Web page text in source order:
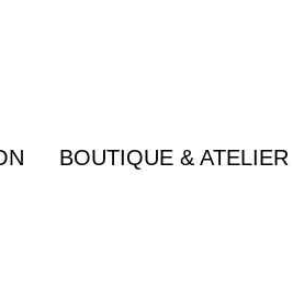
BOUTIQUE & ATELIER